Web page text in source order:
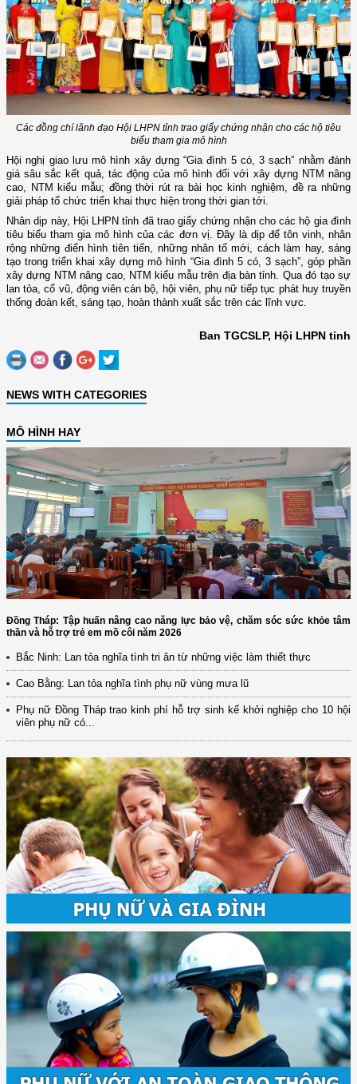
Các đồng chí lãnh đạo Hội LHPN tỉnh trao giấy chứng nhận cho các hộ tiêu
biểu tham gia mô hình
Hội nghị giao lưu mô hình xây dựng “Gia đình 5 có, 3 sạch” nhằm đánh
giá sâu sắc kết quả, tác động của mô hình đối với xây dựng NTM nâng
cao, NTM kiểu mẫu; đồng thời rút ra bài học kinh nghiệm, đề ra những
giải pháp tổ chức triển khai thực hiện trong thời gian tới.
Nhân dịp này, Hội LHPN tỉnh đã trao giấy chứng nhận cho các hộ gia đình
tiêu biểu tham gia mô hình của các đơn vị. Đây là dịp để tôn vinh, nhân
rộng những điển hình tiên tiến, những nhân tố mới, cách làm hay, sáng
tạo trong triển khai xây dựng mô hình “Gia đình 5 có, 3 sạch”, góp phần
xây dựng NTM nâng cao, NTM kiểu mẫu trên địa bàn tỉnh. Qua đó tạo sự
lan tỏa, cổ vũ, động viên cán bộ, hội viên, phụ nữ tiếp tục phát huy truyền
thống đoàn kết, sáng tạo, hoàn thành xuất sắc trên các lĩnh vực.
Ban TGCSLP, Hội LHPN tỉnh
NEWS WITH CATEGORIES
MÔ HÌNH HAY
Đồng Tháp: Tập huấn nâng cao năng lực bảo vệ, chăm sóc sức khỏe tâm
thần và hỗ trợ trẻ em mồ côi năm 2026
Bắc Ninh: Lan tỏa nghĩa tình tri ân từ những việc làm thiết thực
Cao Bằng: Lan tỏa nghĩa tình phụ nữ vùng mưa lũ
Phụ nữ Đồng Tháp trao kinh phí hỗ trợ sinh kế khởi nghiệp cho 10 hội
viên phụ nữ có...